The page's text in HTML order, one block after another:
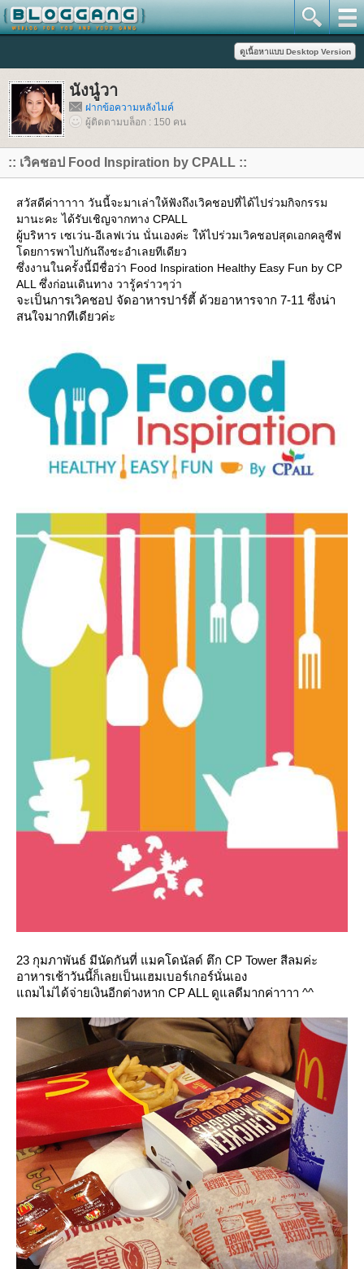
นังนู๋วา
ฝากข้อความหลังไมค์
ผู้ติดตามบล็อก : 150 คน
:: เวิคชอป Food Inspiration by CPALL ::
สวัสดีค่าาาาา วันนี้จะมาเล่าให้ฟังถึงเวิคชอปที่ได้ไปร่วมกิจกรรม
มานะคะ ได้รับเชิญจากทาง CPALL
ผู้บริหาร เซเว่น-อีเลฟเว่น นั่นเองค่ะ ให้ไปร่วมเวิคชอปสุดเอกคลูซีฟ
ดยการพาไปกันถึงชะอำเลยทีเดียว
ซึ่งงานในครั้งนี้มีชื่อว่า Food Inspiration Healthy Easy Fun by CP
ALL ซึ่งก่อนเดินทาง วารู้คร่าวๆว่า
จะเป็นการเวิคชอป จัดอาหารปาร์ตี้ ด้วยอาหารจาก 7-11 ซึ่งน่า
สนใจมากทีเดียวค่ะ
23 กุมภาพันธ์ มีนัดกันที่ แมคโดนัลด์ ตึก CP Tower สีลมค่ะ
อาหารเช้าวันนี้ก็เลยเป็นแฮมเบอร์เกอร์นั่นเอง
ถมไม่ได้จ่ายเงินอีกต่างหาก CP ALL ดูแลดีมากค่าาาา ^^